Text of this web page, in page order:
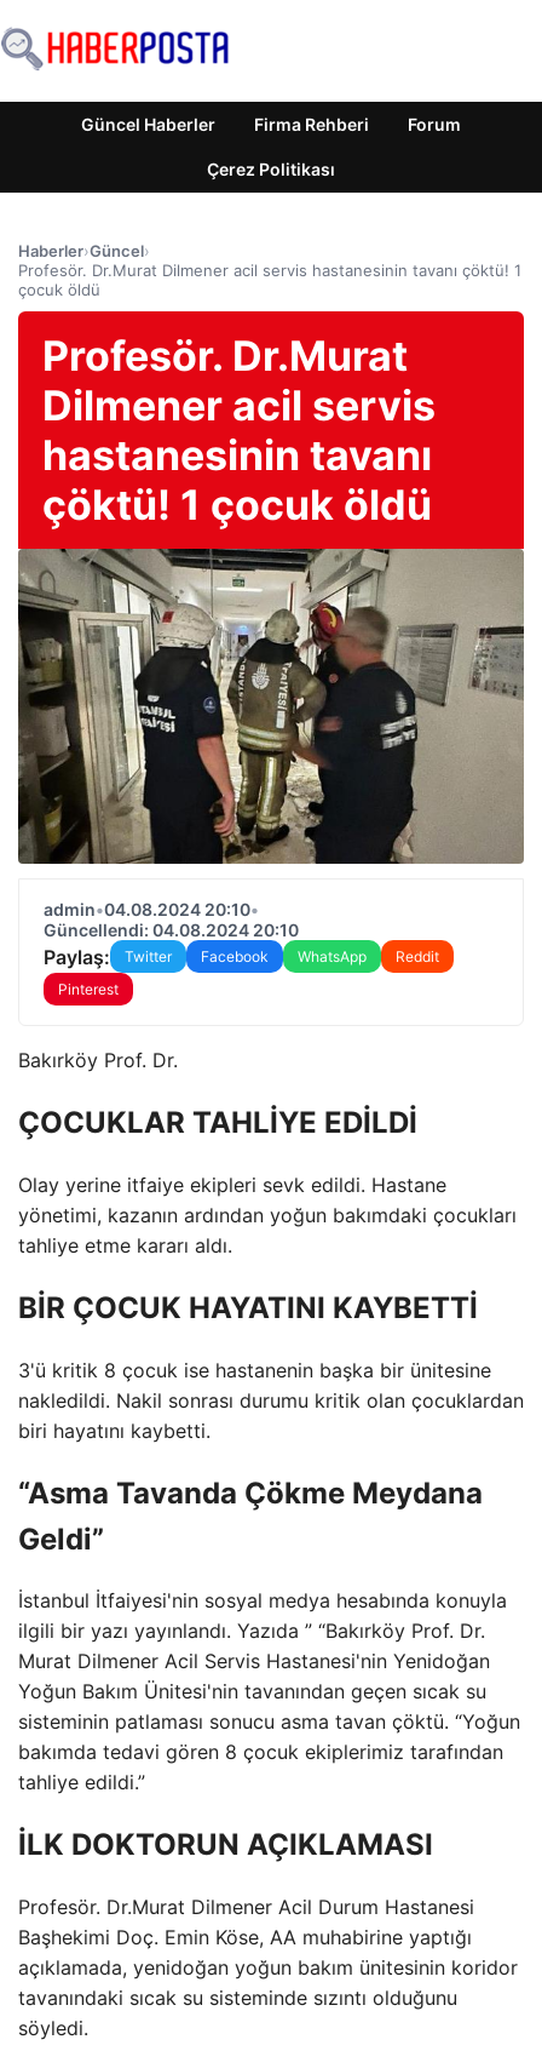
Güncel Haberler Firma Rehberi Forum
Çerez Politikası
Haberler›Güncel›
Profesör. Dr.Murat Dilmener acil servis hastanesinin tavanı çöktü! 1
çocuk öldü
Profesör. Dr.Murat
Dilmener acil servis
hastanesinin tavanı
çöktü! 1 çocuk öldü
admin•04.08.2024 20:10•
Güncellendi: 04.08.2024 20:10
Paylaş: Twitter Facebook WhatsApp
Reddit
Pinterest
Bakırköy Prof. Dr.
ÇOCUKLAR TAHLİYE EDİLDİ
Olay yerine itfaiye ekipleri sevk edildi. Hastane
yönetimi, kazanın ardından yoğun bakımdaki çocukları
tahliye etme kararı aldı.
BİR ÇOCUK HAYATINI KAYBETTİ
3'ü kritik 8 çocuk ise hastanenin başka bir ünitesine
nakledildi. Nakil sonrası durumu kritik olan çocuklardan
biri hayatını kaybetti.
“Asma Tavanda Çökme Meydana
Geldi”
İstanbul İtfaiyesi'nin sosyal medya hesabında konuyla
ilgili bir yazı yayınlandı. Yazıda ” “Bakırköy Prof. Dr.
Murat Dilmener Acil Servis Hastanesi'nin Yenidoğan
Yoğun Bakım Ünitesi'nin tavanından geçen sıcak su
sisteminin patlaması sonucu asma tavan çöktü. “Yoğun
bakımda tedavi gören 8 çocuk ekiplerimiz tarafından
tahliye edildi.”
İLK DOKTORUN AÇIKLAMASI
Profesör. Dr.Murat Dilmener Acil Durum Hastanesi
Başhekimi Doç. Emin Köse, AA muhabirine yaptığı
açıklamada, yenidoğan yoğun bakım ünitesinin koridor
tavanındaki sıcak su sisteminde sızıntı olduğunu
söyledi.